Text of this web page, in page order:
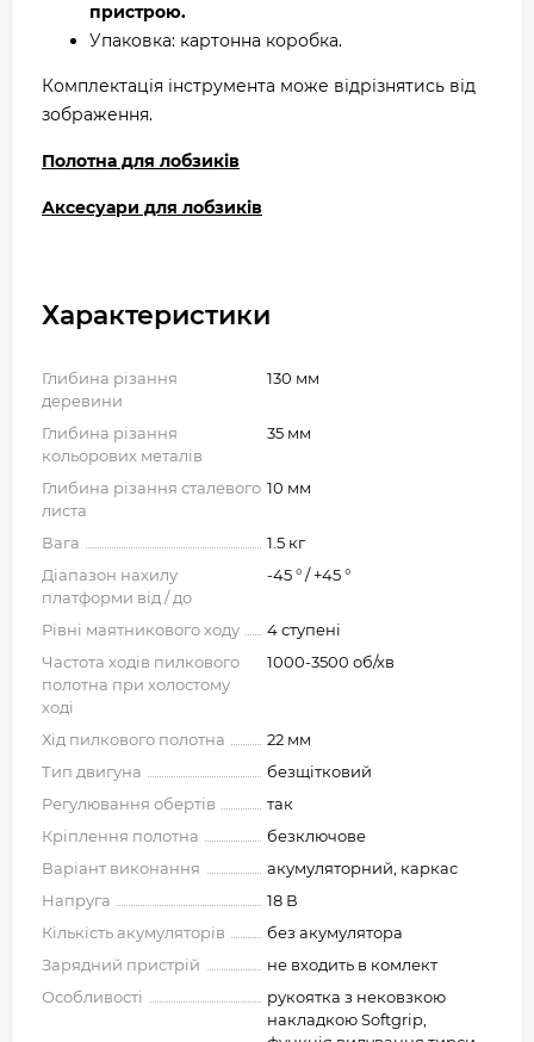
пристрою.
Упаковка: картонна коробка.
Комплектація інструмента може відрізнятись від
зображення.
Полотна для лобзиків
Аксесуари для лобзиків
Характеристики
Глибина різання
деревини
130 мм
Глибина різання
кольорових металів
35 мм
Глибина різання сталевого
листа
10 мм
Вага
1.5 кг
Діапазон нахилу
платформи від / до
-45 ° / +45 °
Рівні маятникового ходу
4 ступені
Частота ходів пилкового
полотна при холостому
ході
1000-3500 об/хв
Хід пилкового полотна
22 мм
Тип двигуна
безщітковий
Регулювання обертів
так
Кріплення полотна
безключове
Варіант виконання
акумуляторний, каркас
Напруга
18 В
Кількість акумуляторів
без акумулятора
Зарядний пристрій
не входить в комлект
Особливості
рукоятка з нековзкою
накладкою Softgrip,